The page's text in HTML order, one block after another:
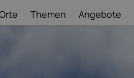
Themen Angebote